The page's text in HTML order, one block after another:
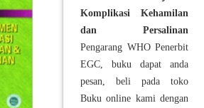
Komplikasi Kehamilan
dan Persalinan
Pengarang WHO Penerbit
EGC, buku dapat anda
pesan, beli pada toko
Buku online kami dengan